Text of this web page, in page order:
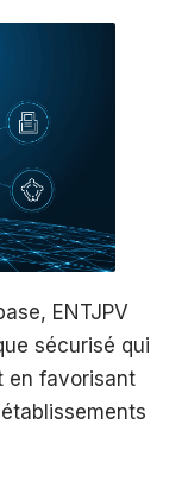
ENTJPV
sécurisé qui
en favorisant